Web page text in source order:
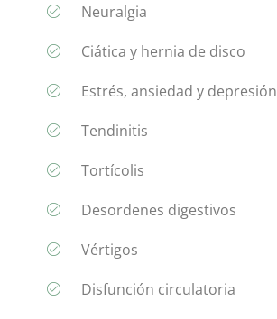
Neuralgia
Ciática y hernia de disco
Estrés, ansiedad y depresión
Tendinitis
Tortícolis
Desordenes digestivos
Vértigos
Disfunción circulatoria